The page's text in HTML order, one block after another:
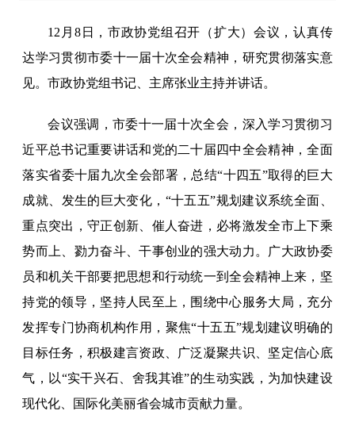
12月8日，市政协党组召开（扩大）会议，认真传
达学习贯彻市委十一届十次全会精神，研究贯彻落实意
见。市政协党组书记、主席张业主持并讲话。
会议强调，市委十一届十次全会，深入学习贯彻习
近平总书记重要讲话和党的二十届四中全会精神，全面
落实省委十届九次全会部署，总结“十四五”取得的巨大
成就、发生的巨大变化，“十五五”规划建议系统全面、
重点突出，守正创新、催人奋进，必将激发全市上下乘
势而上、勠力奋斗、干事创业的强大动力。广大政协委
员和机关干部要把思想和行动统一到全会精神上来，坚
持党的领导，坚持人民至上，围绕中心服务大局，充分
发挥专门协商机构作用，聚焦“十五五”规划建议明确的
目标任务，积极建言资政、广泛凝聚共识、坚定信心底
气，以“实干兴石、舍我其谁”的生动实践，为加快建设
现代化、国际化美丽省会城市贡献力量。